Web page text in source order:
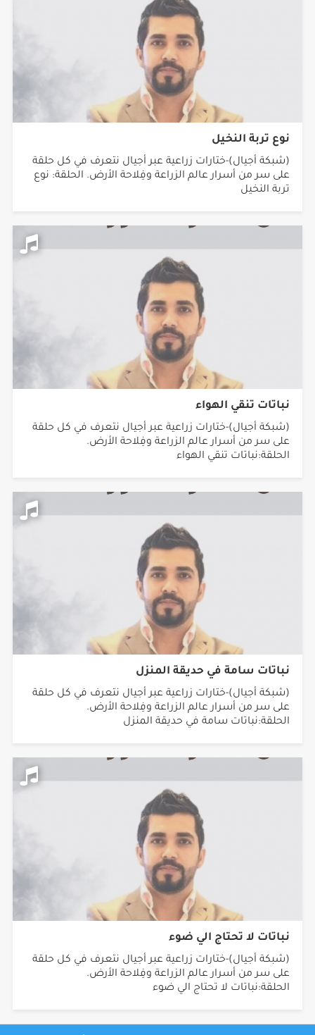
نوع تربة النخيل
(شبكة أجيال)-ختارات زراعية عبر أجيال نتعرف في كل حلقة
على سر من أسرار عالم الزراعة وفِلاحة الأرض. الحلقة: نوع
تربة النخيل
نباتات تنقي الهواء
(شبكة أجيال)-ختارات زراعية عبر أجيال نتعرف في كل حلقة
على سر من أسرار عالم الزراعة وفِلاحة الأرض.
الحلقة:نباتات تنقي الهواء
نباتات سامة في حديقة المنزل
(شبكة أجيال)-ختارات زراعية عبر أجيال نتعرف في كل حلقة
على سر من أسرار عالم الزراعة وفِلاحة الأرض.
الحلقة:نباتات سامة في حديقة المنزل
نباتات لا تحتاج الي ضوء
(شبكة أجيال)-ختارات زراعية عبر أجيال نتعرف في كل حلقة
على سر من أسرار عالم الزراعة وفِلاحة الأرض.
الحلقة:نباتات لا تحتاج الي ضوء